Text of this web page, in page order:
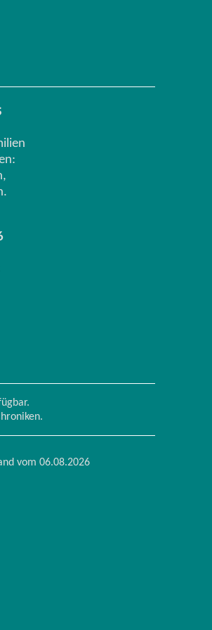
vom 06.08.2026